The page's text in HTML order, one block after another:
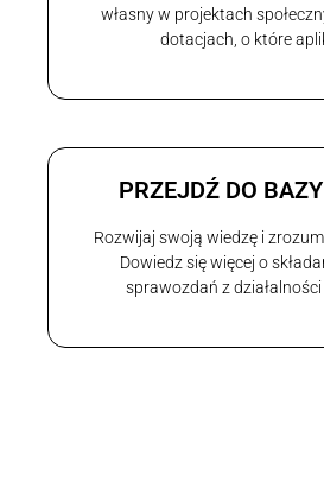
własny w projektach
dotacjach, o które
PRZEJDŹ DO
Rozwijaj swoją wiedzę i
Dowiedz się więcej o
sprawozdań z działalności